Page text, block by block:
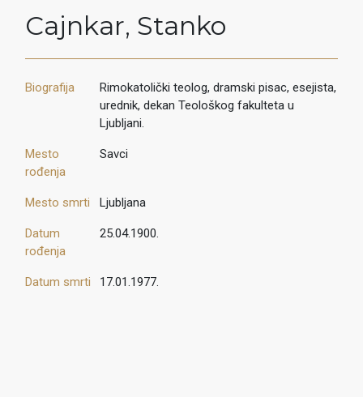
Cajnkar, Stanko
Biografija
Rimokatolički teolog, dramski pisac, esejista,
urednik, dekan Teološkog fakulteta u
Ljubljani.
Mesto
rođenja
Savci
Mesto smrti Ljubljana
Datum
rođenja
25.04.1900.
Datum smrti 17.01.1977.